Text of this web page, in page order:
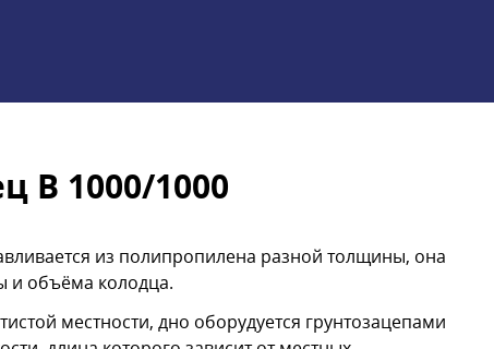
В 1000/1000
из полипропилена разной толщины, она
и объёма колодца.
местности, дно оборудуется грунтозацепами